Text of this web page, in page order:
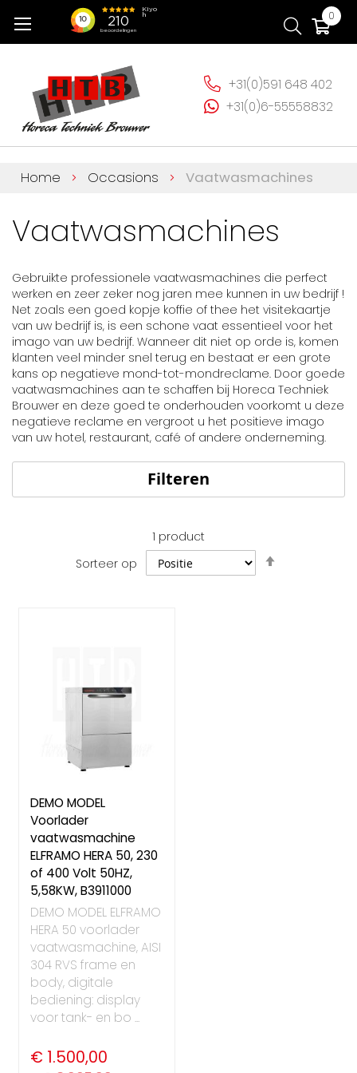
naar
0
+31(0)591 648 402
+31(0)6-55558832
Home Occasions Vaatwasmachines
Vaatwasmachines
Gebruikte professionele vaatwasmachines die perfect
werken en zeer zeker nog jaren mee kunnen in uw bedrijf !
Net zoals een goed kopje koffie of thee het visitekaartje
van uw bedrijf is, is een schone vaat essentieel voor het
imago van uw bedrijf. Wanneer dit niet op orde is, komen
klanten veel minder snel terug en bestaat er een grote
kans op negatieve mond-tot-mondreclame. Door goede
vaatwasmachines aan te schaffen bij Horeca Techniek
Brouwer en deze goed te onderhouden voorkomt u deze
negatieve reclame en vergroot u het positieve imago
van uw hotel, restaurant, café of andere onderneming.
Filteren
1 product
Sorteer op
DEMO MODEL
Voorlader
vaatwasmachine
ELFRAMO HERA 50, 230
of 400 Volt 50HZ,
5,58KW, B3911000
DEMO MODEL ELFRAMO
HERA 50 voorlader
vaatwasmachine, AISI
304 RVS frame en
body, digitale
bediening: display
voor tank- en bo ...
€ 1.500,00